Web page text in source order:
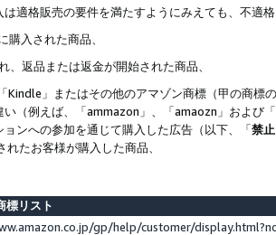
は適格販売の要件を満たすようにみえても、不適
購入された商品、
、返品または返金が開始された商品、
Kindle」またはその他のアマゾン商標（甲の商
い（例えば、「ammazon」、「amaozn」および
ョンへの参加を通じて購入した広告（以下、「禁
れたお客様が購入した商品、
標リスト
gp/help/customer/